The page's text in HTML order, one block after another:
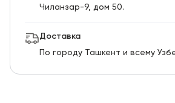
Чиланзар-9, дом 50.
Доставка
По городу Ташкент и всему